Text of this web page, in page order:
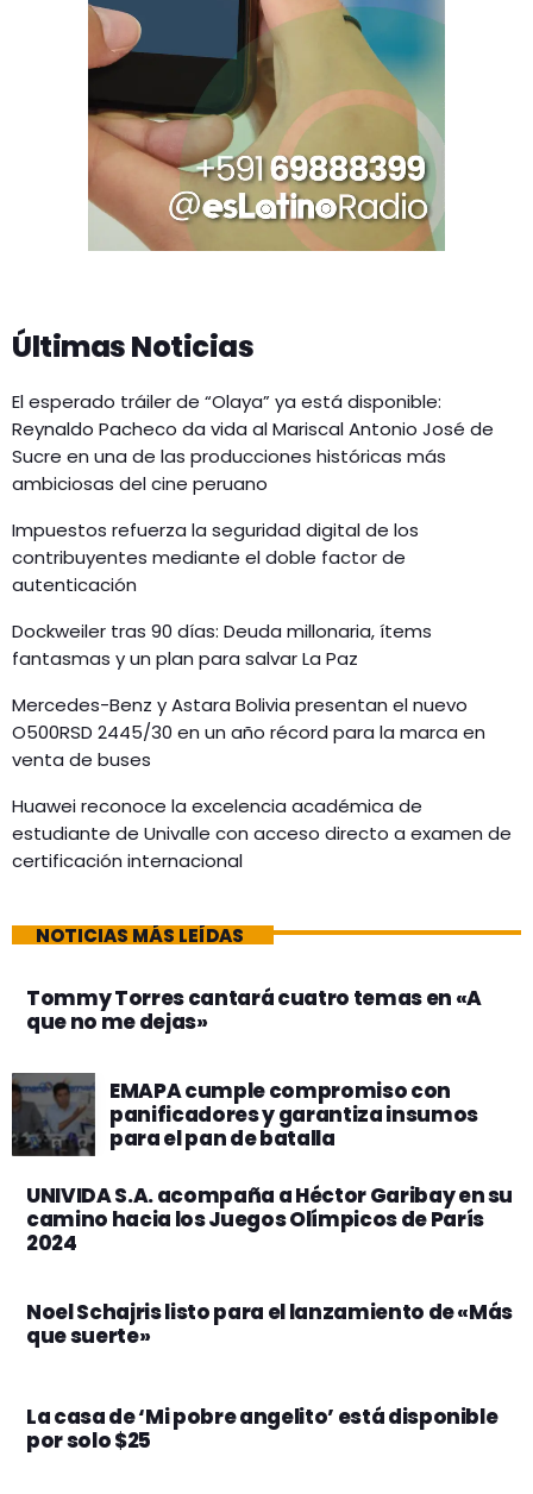
Últimas Noticias
El esperado tráiler de “Olaya” ya está disponible:
Reynaldo Pacheco da vida al Mariscal Antonio José de
Sucre en una de las producciones históricas más
ambiciosas del cine peruano
Impuestos refuerza la seguridad digital de los
contribuyentes mediante el doble factor de
autenticación
Dockweiler tras 90 días: Deuda millonaria, ítems
fantasmas y un plan para salvar La Paz
Mercedes-Benz y Astara Bolivia presentan el nuevo
O500RSD 2445/30 en un año récord para la marca en
venta de buses
Huawei reconoce la excelencia académica de
estudiante de Univalle con acceso directo a examen de
certificación internacional
NOTICIAS MÁS LEÍDAS
Tommy Torres cantará cuatro temas en «A
que no me dejas»
EMAPA cumple compromiso con
panificadores y garantiza insumos
para el pan de batalla
UNIVIDA S.A. acompaña a Héctor Garibay en su
camino hacia los Juegos Olímpicos de París
2024
Noel Schajris listo para el lanzamiento de «Más
que suerte»
La casa de ‘Mi pobre angelito’ está disponible
por solo $25